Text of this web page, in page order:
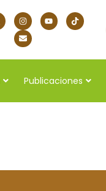
Publicaciones